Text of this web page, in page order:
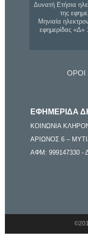
Δυνατή Ετήσια
της
Μηνιαία
εφημερίδας
ΟΡΟΙ
ΕΦΗΜΕΡΙΔΑ
ΚΟΙΝΩΝΙΑ
ΑΡΙΩΝΟΣ 6 –
ΑΦΜ: 999147330